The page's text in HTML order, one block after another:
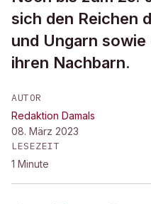
sich den Reichen
und Ungarn
ihren Nachbarn.
AUTOR
Redaktion Damals
08. März 2023
LESEZEIT
1 Minute